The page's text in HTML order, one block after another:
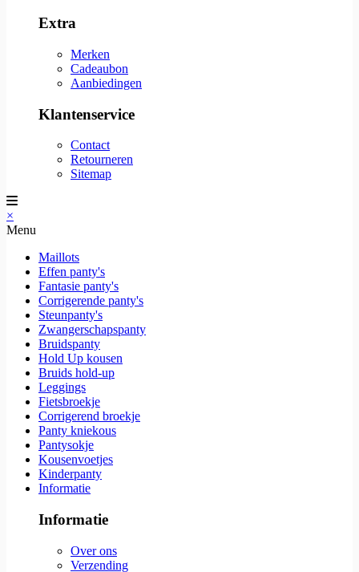
Extra
Merken
Cadeaubon
Aanbiedingen
Klantenservice
Contact
Retourneren
Sitemap
×
Menu
Maillots
Effen panty's
Fantasie panty's
Corrigerende panty's
Steunpanty's
Zwangerschapspanty
Bruidspanty
Hold Up kousen
Bruids hold-up
Leggings
Fietsbroekje
Corrigerend broekje
Panty kniekous
Pantysokje
Kousenvoetjes
Kinderpanty
Informatie
Informatie
Over ons
Verzending